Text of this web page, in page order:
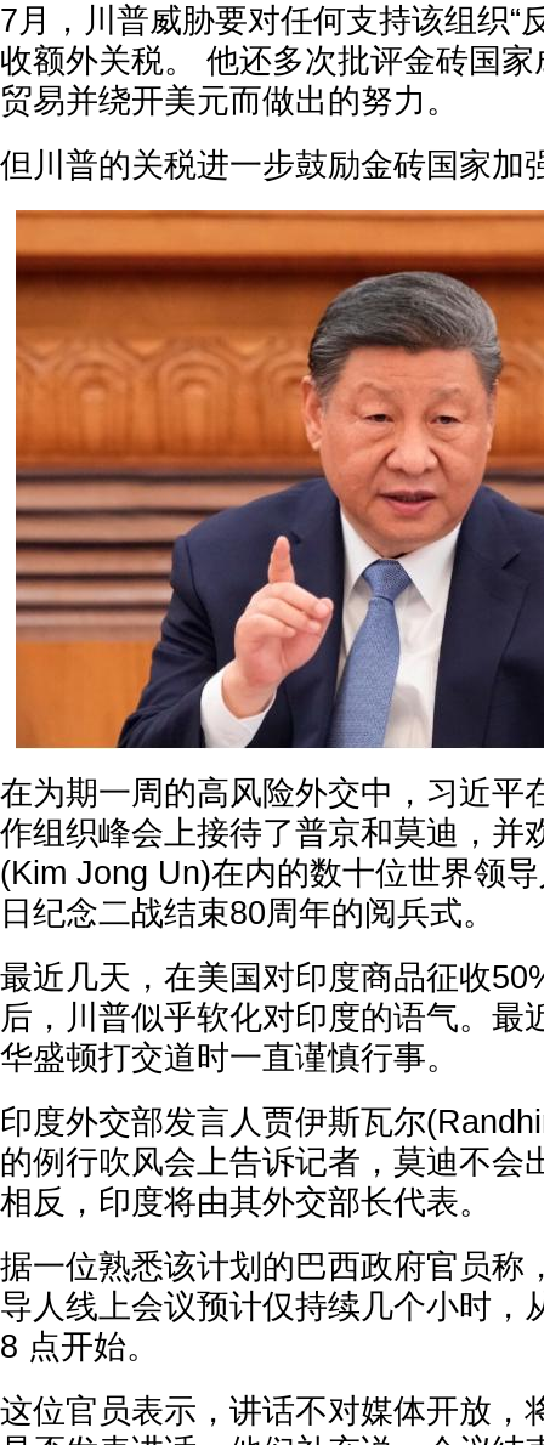
7月，川普威胁要对任何支持该组织“
收额外关税。 他还多次批评金砖国
贸易并绕开美元而做出的努力。
但川普的关税进一步鼓励金砖国家加
在为期一周的高风险外交中，习近平
作组织峰会上接待了普京和莫迪，并
(Kim Jong Un)在内的数十位世界领
日纪念二战结束80周年的阅兵式。
最近几天，在美国对印度商品征收
后，川普似乎软化对印度的语气。最
华盛顿打交道时一直谨慎行事。
印度外交部发言人贾伊斯瓦尔
的例行吹风会上告诉记者，莫迪不会
相反，印度将由其外交部长代表。
据一位熟悉该计划的巴西政府官员称
导人线上会议预计仅持续几个小时，
8 点开始。
这位官员表示，讲话不对媒体开放，